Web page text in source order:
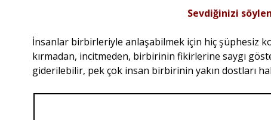
Sevdiğinizi
İnsanlar birbirleriyle anlaşabilmek için hiç şüphesiz
kırmadan, incitmeden, birbirinin fikirlerine saygı
giderilebilir, pek çok insan birbirinin yakın dostları